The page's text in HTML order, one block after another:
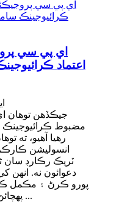
اي پي سي
اعتماد
جيڪڏهن توهان
مضبوط ڪرائيوجينڪ
رهيا آهيو، ته
انسوليشن
ٽريڪ رڪارڊ سان
دعوائون نه. انهن
پورو ڪرڻ ۽ مڪمل
پهچائڻ جي ضرورت آهي جيڪي ...